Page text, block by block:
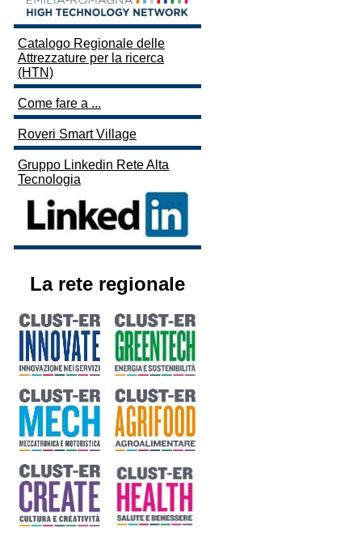
Catalogo Regionale delle
Attrezzature per la ricerca
(HTN)
Come fare a ...
Roveri Smart Village
Gruppo Linkedin Rete Alta
Tecnologia
La rete regionale